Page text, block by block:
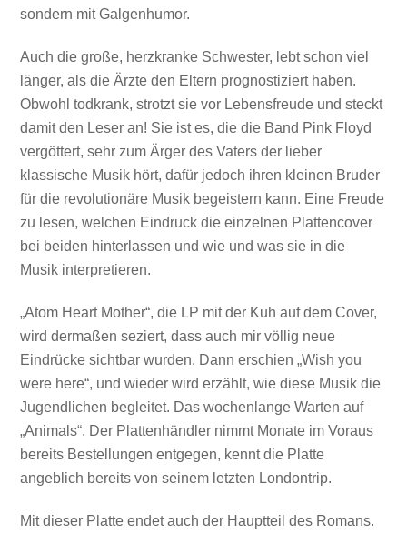
sondern mit Galgenhumor.
Auch die große, herzkranke Schwester, lebt schon viel
länger, als die Ärzte den Eltern prognostiziert haben.
Obwohl todkrank, strotzt sie vor Lebensfreude und steckt
damit den Leser an! Sie ist es, die die Band Pink Floyd
vergöttert, sehr zum Ärger des Vaters der lieber
klassische Musik hört, dafür jedoch ihren kleinen Bruder
für die revolutionäre Musik begeistern kann. Eine Freude
zu lesen, welchen Eindruck die einzelnen Plattencover
bei beiden hinterlassen und wie und was sie in die
Musik interpretieren.
„Atom Heart Mother“, die LP mit der Kuh auf dem Cover,
wird dermaßen seziert, dass auch mir völlig neue
Eindrücke sichtbar wurden. Dann erschien „Wish you
were here“, und wieder wird erzählt, wie diese Musik die
Jugendlichen begleitet. Das wochenlange Warten auf
„Animals“. Der Plattenhändler nimmt Monate im Voraus
bereits Bestellungen entgegen, kennt die Platte
angeblich bereits von seinem letzten Londontrip.
Mit dieser Platte endet auch der Hauptteil des Romans.